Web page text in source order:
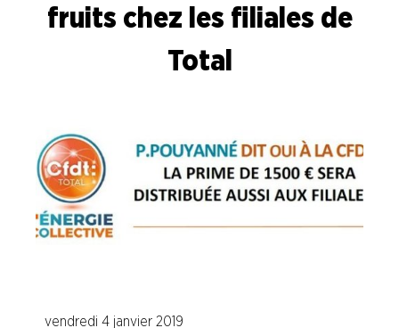
Hutchinson Paulstra - Châteaudun
Branche I.E.G.
Branche Papier Carton
Branche Pétrole
Branche Verre
fruits chez les filiales de
Total
vendredi 4 janvier 2019